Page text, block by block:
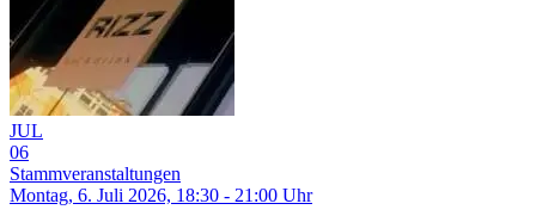
JUL
06
Stammveranstaltungen
Montag, 6. Juli 2026, 18:30 - 21:00 Uhr